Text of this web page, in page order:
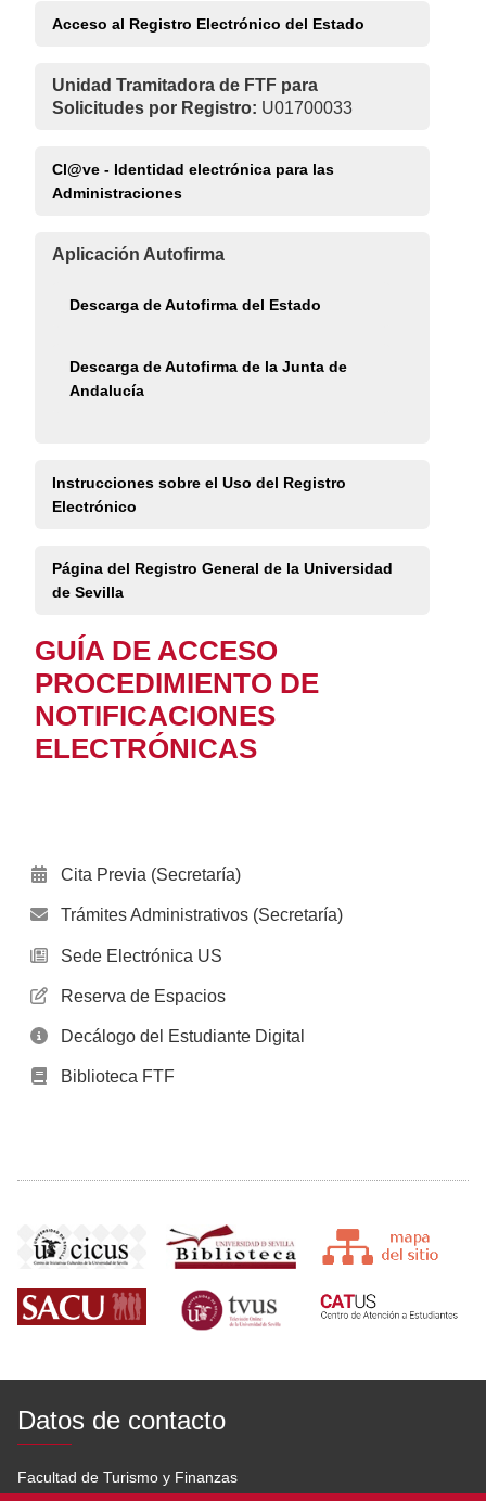
Acceso al Registro Electrónico del Estado
Unidad Tramitadora de FTF para
Solicitudes por Registro: U01700033
Cl@ve - Identidad electrónica para las
Administraciones
Aplicación Autofirma
Descarga de Autofirma del Estado
Descarga de Autofirma de la Junta de
Andalucía
Instrucciones sobre el Uso del Registro
Electrónico
Página del Registro General de la Universidad
de Sevilla
GUÍA DE ACCESO
PROCEDIMIENTO DE
NOTIFICACIONES
ELECTRÓNICAS
Cita Previa (Secretaría)
Trámites Administrativos (Secretaría)
Sede Electrónica US
Reserva de Espacios
Decálogo del Estudiante Digital
Biblioteca FTF
Datos de contacto
Facultad de Turismo y Finanzas